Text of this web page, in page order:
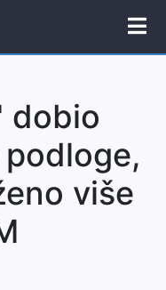
dobio
više